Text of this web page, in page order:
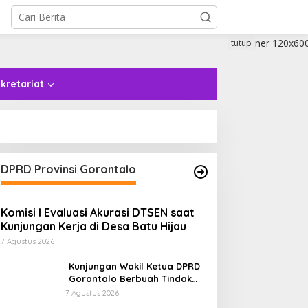
tutup
DPRD Provinsi Gorontalo
Komisi I Evaluasi Akurasi DTSEN saat
Kunjungan Kerja di Desa Batu Hijau
7 Agustus 2026
Kunjungan Wakil Ketua DPRD
Gorontalo Berbuah Tindak
Lanjut Cepat, Dinsos Provinsi
7 Agustus 2026